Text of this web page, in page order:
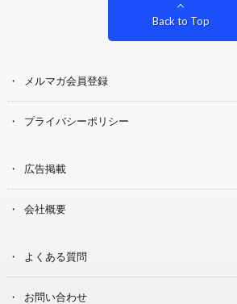
Back to Top
メルマガ会員登録
プライバシーポリシー
広告掲載
会社概要
よくある質問
お問い合わせ